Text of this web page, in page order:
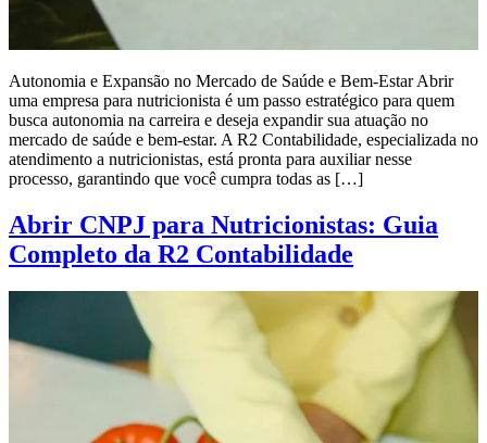
Autonomia e Expansão no Mercado de Saúde e Bem-Estar Abrir
uma empresa para nutricionista é um passo estratégico para quem
busca autonomia na carreira e deseja expandir sua atuação no
mercado de saúde e bem-estar. A R2 Contabilidade, especializada no
atendimento a nutricionistas, está pronta para auxiliar nesse
processo, garantindo que você cumpra todas as […]
Abrir CNPJ para Nutricionistas: Guia
Completo da R2 Contabilidade